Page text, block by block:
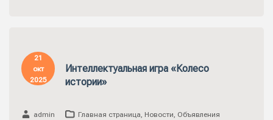
21
окт
2025
Интеллектуальная игра «Колесо
истории»
admin Главная страница, Новости, Объявления